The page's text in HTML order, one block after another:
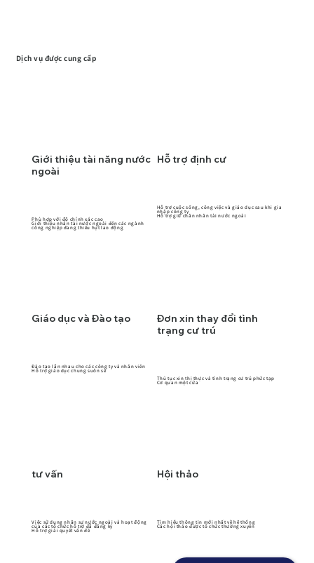
Dịch vụ được cung cấp
Giới thiệu tài năng nước
ngoài
Phù hợp với độ chính xác cao
Giới thiệu nhân tài nước ngoài đến các ngành
công nghiệp đang thiếu hụt lao động
Hỗ trợ định cư
Hỗ trợ cuộc sống, công việc và giáo dục sau khi gia
nhập công ty
Hỗ trợ giữ chân nhân tài nước ngoài
Giáo dục và Đào tạo
Đào tạo lẫn nhau cho các công ty và nhân viên
Hỗ trợ giáo dục chung suôn sẻ
Đơn xin thay đổi tình
trạng cư trú
Thủ tục xin thị thực và tình trạng cư trú phức tạp
Cơ quan một cửa
tư vấn
Việc sử dụng nhân sự nước ngoài và hoạt động
của các tổ chức hỗ trợ đã đăng ký
Hỗ trợ giải quyết vấn đề
Hội thảo
Tìm hiểu thông tin mới nhất về hệ thống
Các hội thảo được tổ chức thường xuyên